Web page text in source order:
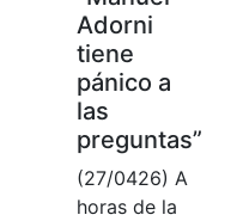
Adorni
tiene
pánico a
las
preguntas”
(27/0426) A
horas de la